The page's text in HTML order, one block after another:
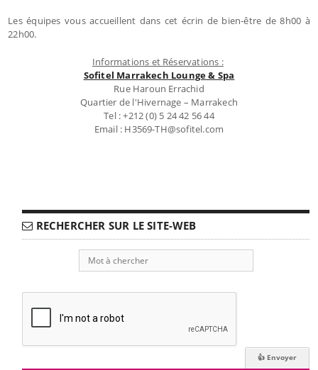
Les équipes vous accueillent dans cet écrin de bien-être de 8h00 à
22h00.
Informations et Réservations :
Sofitel Marrakech Lounge & Spa
Rue Haroun Errachid
Quartier de l'Hivernage – Marrakech
Tel : +212 (0) 5 24 42 56 44
Email : H3569-TH@sofitel.com
RECHERCHER SUR LE SITE-WEB